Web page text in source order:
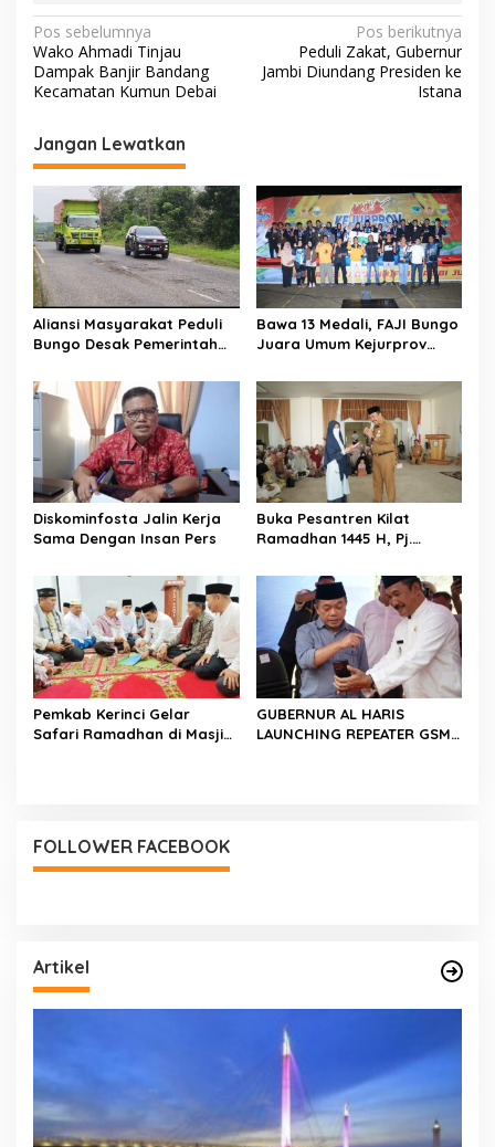
N
a
v
i
g
a
s
i
p
o
s
Pos sebelumnya
Wako Ahmadi Tinjau
Dampak Banjir Bandang
Kecamatan Kumun Debai
Pos berikutnya
Peduli Zakat, Gubernur
Jambi Diundang Presiden ke
Istana
Jangan Lewatkan
Aliansi Masyarakat Peduli
Bungo Desak Pemerintah
Batu Bara di Jalan Lintas
Bungo
Bawa 13 Medali, FAJI Bungo
Juara Umum Kejurprov
Diskominfosta Jalin Kerja
Sama Dengan Insan Pers
Buka Pesantren Kilat
Ramadhan 1445 H, Pj.
Kecintaan dan Kepedulian
PKK Dengan Masyarakat
Kerinci
Pemkab Kerinci Gelar
Safari Ramadhan di Masjid
GUBERNUR AL HARIS
LAUNCHING REPEATER GSM
FOLLOWER FACEBOOK
Artikel